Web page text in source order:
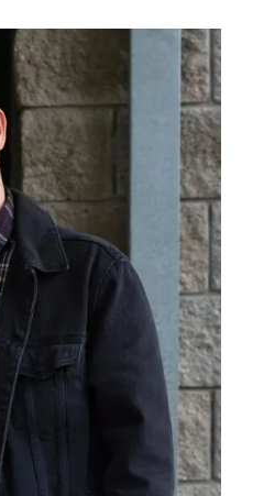
La competencia en redes
sociales y su relación con la
ansiedad de los usuarios
3 agosto, 2026